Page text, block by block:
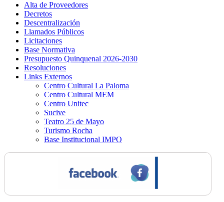
Alta de Proveedores
Decretos
Descentralización
Llamados Públicos
Licitaciones
Base Normativa
Presupuesto Quinquenal 2026-2030
Resoluciones
Links Externos
Centro Cultural La Paloma
Centro Cultural MEM
Centro Unitec
Sucive
Teatro 25 de Mayo
Turismo Rocha
Base Institucional IMPO